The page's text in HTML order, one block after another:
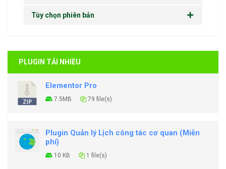
Tùy chọn phiên bản
PLUGIN TẢI NHIỀU
Elementor Pro
7.5MB 79 file(s)
Plugin Quản lý Lịch công tác cơ quan (Miễn
phí)
10 KB 1 file(s)